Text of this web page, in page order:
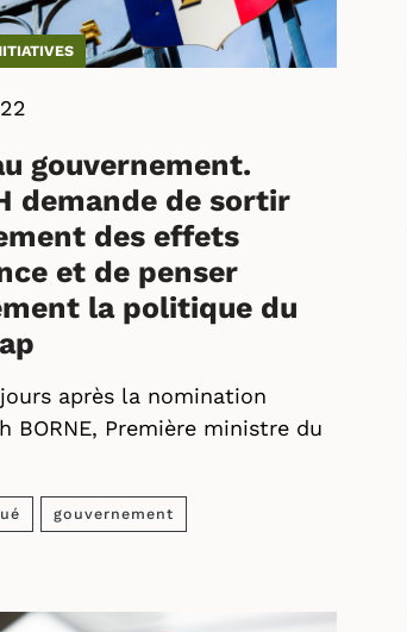
gouvernement.
demande de sortir
des effets
et de penser
la politique du
après la nomination
BORNE, Première ministre du
gouvernement